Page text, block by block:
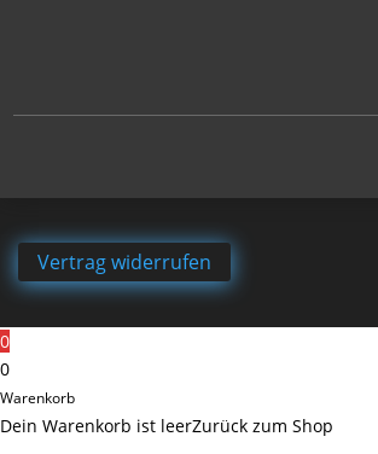
Vertrag widerrufen
0
0
Warenkorb
Dein Warenkorb ist leerZurück zum Shop